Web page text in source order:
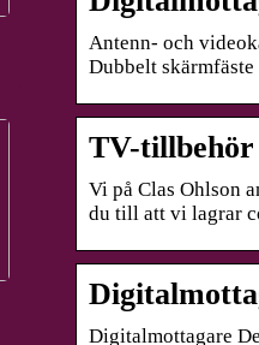
Antenn- och
Dubbelt
TV-tillbehör
Vi på Clas Ohlson
du till att vi lagrar
Digitalmottagare